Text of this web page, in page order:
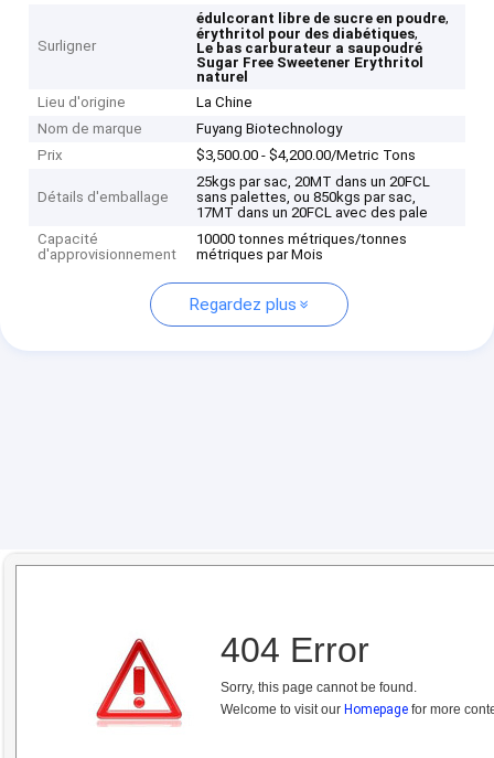
Surligner
édulcorant libre de sucre en poudre,
érythritol pour des diabétiques,
Le bas carburateur a saupoudré
Sugar Free Sweetener Erythritol
naturel
Lieu d'origine
La Chine
Nom de marque
Fuyang Biotechnology
Prix
$3,500.00 - $4,200.00/Metric Tons
Détails d'emballage
25kgs par sac, 20MT dans un 20FCL
sans palettes, ou 850kgs par sac,
17MT dans un 20FCL avec des pale
Capacité
d'approvisionnement
10000 tonnes métriques/tonnes
métriques par Mois
Regardez plus
404 Error
Sorry, this page cannot be found.
Welcome to visit our Homepage for more